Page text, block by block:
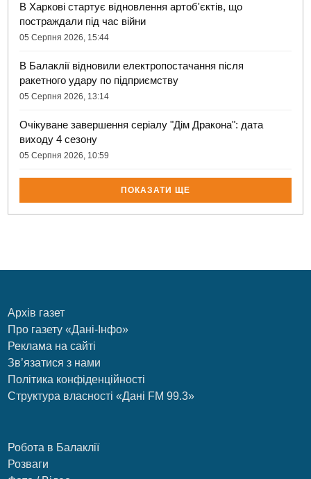
В Харкові стартує відновлення артоб'єктів, що
постраждали під час війни
05 Серпня 2026, 15:44
В Балаклії відновили електропостачання після
ракетного удару по підприємству
05 Серпня 2026, 13:14
Очікуване завершення серіалу "Дім Дракона": дата
виходу 4 сезону
05 Серпня 2026, 10:59
ПОКАЗАТИ ЩЕ
Архів газет
Про газету «Дані-Інфо»
Реклама на сайті
Зв’язатися з нами
Політика конфіденційності
Структура власності «Дані FM 99.3»
Робота в Балаклії
Розваги